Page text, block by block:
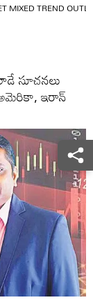
MIXED TREND
సూచనలు
ఇరాన్‌